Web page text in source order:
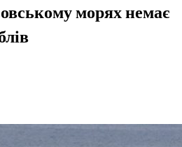
морях немає